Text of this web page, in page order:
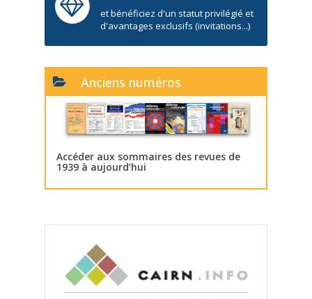
et bénéficiez d'un statut privilégié et
d'avantages exclusifs (invitations...)
Anciens numéros
Accéder aux sommaires des revues de
1939 à aujourd’hui